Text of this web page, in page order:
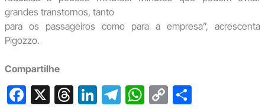
grandes transtornos, tanto
para os passageiros como para a empresa”, acrescenta
Pigozzo.
Compartilhe
F X T Li T W C S